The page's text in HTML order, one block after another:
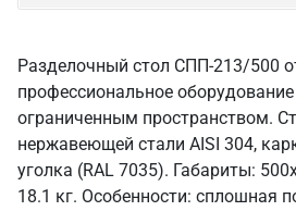
Разделочный стол СПП-213/500
профессиональное
ограниченным пространством.
нержавеющей стали AISI 304,
уголка (RAL 7035). Габариты:
18.1 кг. Особенности: сплошная